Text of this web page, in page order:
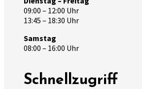
09:00 – 12:00 Uhr
13:45 – 18:30 Uhr
Samstag
08:00 – 16:00 Uhr
Schnellzugriff